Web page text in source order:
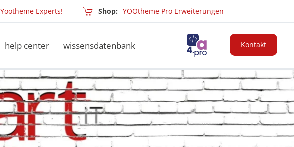
Yootheme Experts! Shop: YOOtheme Pro Erweiterungen
help center wissensdatenbank Kontakt